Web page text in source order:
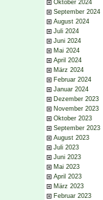
Oktober 2024
September 2024
August 2024
Juli 2024
Juni 2024
Mai 2024
April 2024
März 2024
Februar 2024
Januar 2024
Dezember 2023
November 2023
Oktober 2023
September 2023
August 2023
Juli 2023
Juni 2023
Mai 2023
April 2023
März 2023
Februar 2023